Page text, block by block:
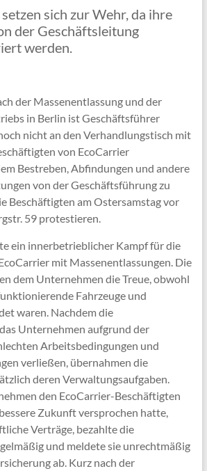
sich zur Wehr, da ihre
der Geschäftsleitung
werden.
der Massenentlassung und der
in Berlin ist Geschäftsführer
nicht an den Verhandlungstisch mit
von EcoCarrier
Bestreben, Abfindungen und andere
von der Geschäftsführung zu
Beschäftigten am Ostersamstag vor
59 protestieren.
ein innerbetrieblicher Kampf für die
mit Massenentlassungen. Die
dem Unternehmen die Treue, obwohl
Fahrzeuge und
waren. Nachdem die
Unternehmen aufgrund der
Arbeitsbedingungen und
verließen, übernahmen die
deren Verwaltungsaufgaben.
den EcoCarrier-Beschäftigten
Zukunft versprochen hatte,
Verträge, bezahlte die
und meldete sie unrechtmäßig
ab. Kurz nach der